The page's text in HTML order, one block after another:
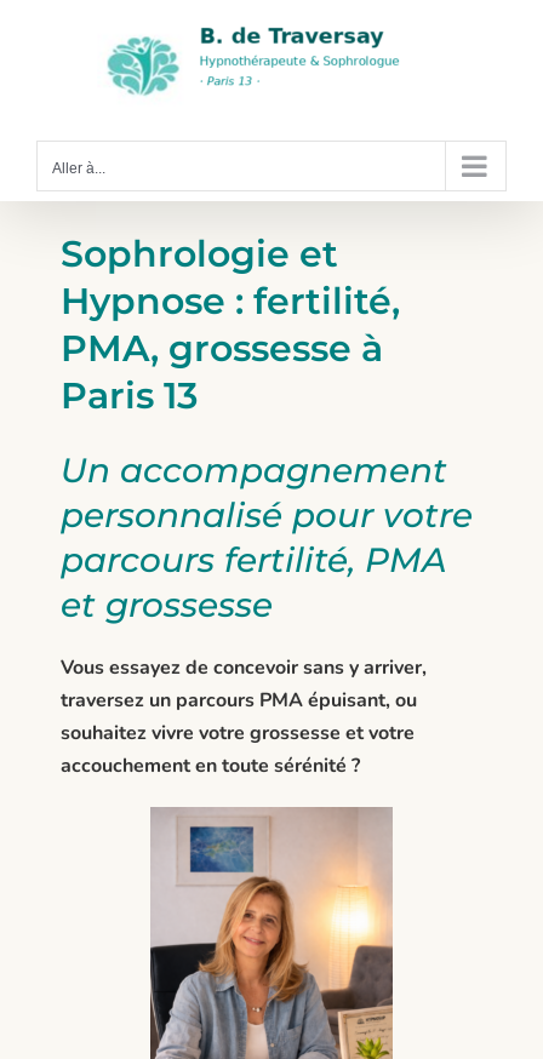
Aller à...
Sophrologie et
Hypnose : fertilité,
PMA, grossesse à
Paris 13
Un accompagnement
personnalisé pour votre
parcours fertilité, PMA
et grossesse
Vous essayez de concevoir sans y arriver,
traversez un parcours PMA épuisant, ou
souhaitez vivre votre grossesse et votre
accouchement en toute sérénité ?